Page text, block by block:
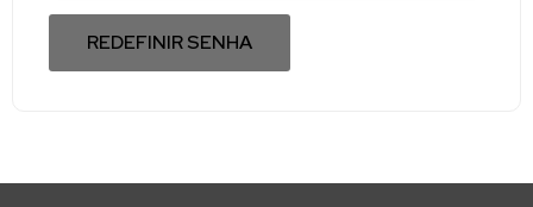
REDEFINIR SENHA